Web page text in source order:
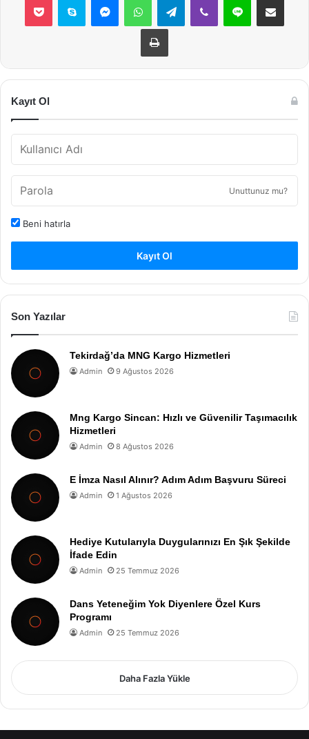
Yazdır
Kayıt Ol
Unuttunuz mu?
Beni hatırla
Kayıt Ol
Son Yazılar
Tekirdağ’da MNG Kargo Hizmetleri
Admin 9 Ağustos 2026
Mng Kargo Sincan: Hızlı ve Güvenilir Taşımacılık
Hizmetleri
Admin 8 Ağustos 2026
E İmza Nasıl Alınır? Adım Adım Başvuru Süreci
Admin 1 Ağustos 2026
Hediye Kutularıyla Duygularınızı En Şık Şekilde
İfade Edin
Admin 25 Temmuz 2026
Dans Yeteneğim Yok Diyenlere Özel Kurs
Programı
Admin 25 Temmuz 2026
Daha Fazla Yükle